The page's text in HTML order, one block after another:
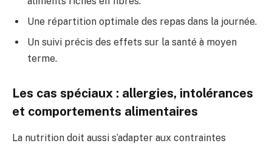
Une répartition optimale des repas dans la journée.
Un suivi précis des effets sur la santé à moyen
terme.
Les cas spéciaux : allergies, intolérances
et comportements alimentaires
La nutrition doit aussi s’adapter aux contraintes